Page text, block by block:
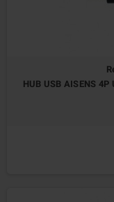
HUB USB AISENS